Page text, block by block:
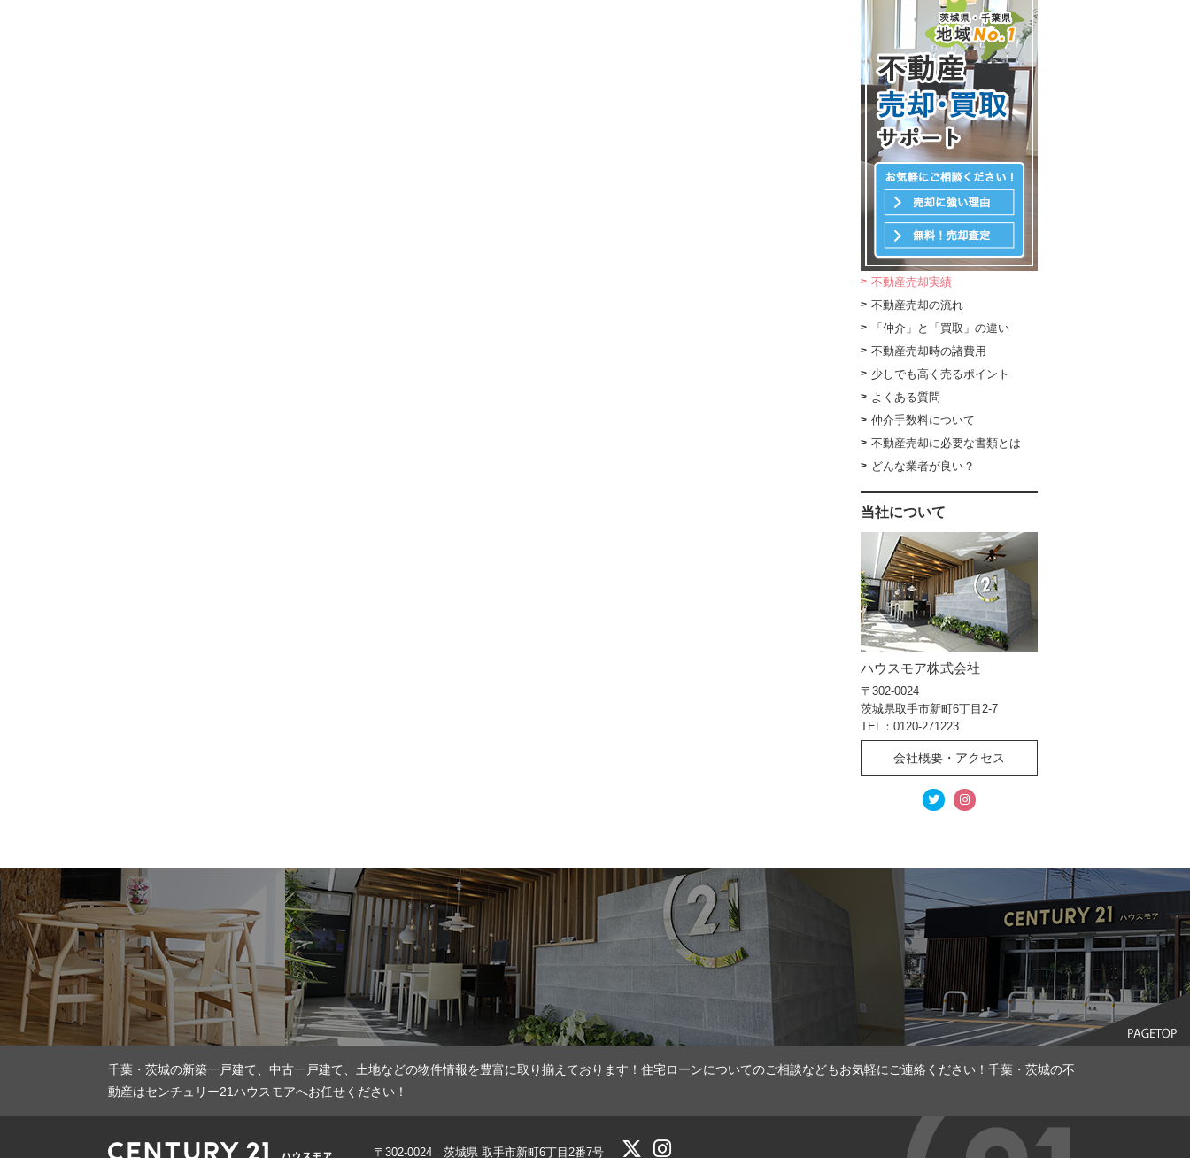
不動産売却実績
不動産売却の流れ
「仲介」と「買取」の違い
不動産売却時の諸費用
少しでも高く売るポイント
よくある質問
仲介手数料について
不動産売却に必要な書類とは
どんな業者が良い？
当社について
ハウスモア株式会社
〒302-0024
茨城県取手市新町6丁目2-7
TEL：0120-271223
会社概要・アクセス
千葉・茨城の新築一戸建て、中古一戸建て、土地などの物件情報を豊富に取り揃えております！住宅ローンについてのご相談などもお気軽にご連絡ください！千葉・茨城の不
動産はセンチュリー21ハウスモアへお任せください！
〒302-0024 茨城県 取手市新町6丁目2番7号